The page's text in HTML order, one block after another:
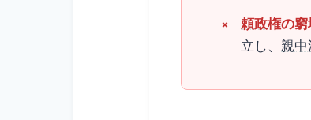
頼政権の
立し、親